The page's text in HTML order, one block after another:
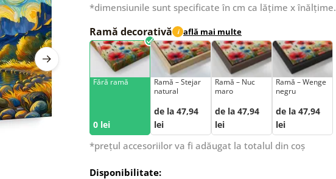
*dimensiunile sunt specificate în cm ca lățime x înălțime.
Ramă decorativă i află mai multe
Fără ramă
0 lei
Ramă – Stejar
natural
de la 47,94
lei
Ramă – Nuc
maro
de la 47,94
lei
Ramă – Wenge
negru
de la 47,94
lei
*prețul accesoriilor va fi adăugat la totalul din coș
Disponibilitate: